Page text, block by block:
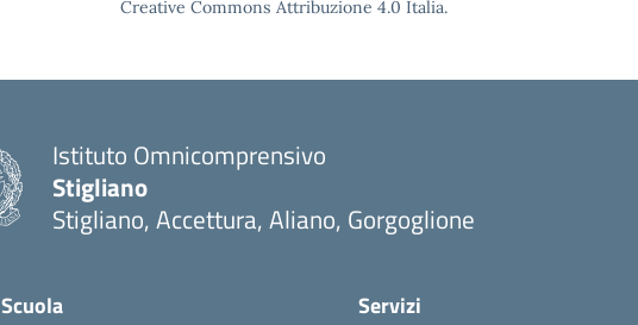
Creative Commons Attribuzione 4.0 Italia.
Istituto Omnicomprensivo
Stigliano
Stigliano, Accettura, Aliano, Gorgoglione
Scuola Servizi